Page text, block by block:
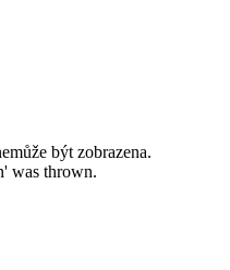
být zobrazena.
was thrown.